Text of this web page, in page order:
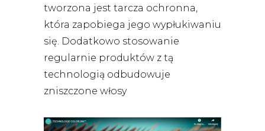
tworzona jest tarcza ochronna,
która zapobiega jego wypłukiwaniu
się. Dodatkowo stosowanie
regularnie produktów z tą
technologią odbudowuje
zniszczone włosy